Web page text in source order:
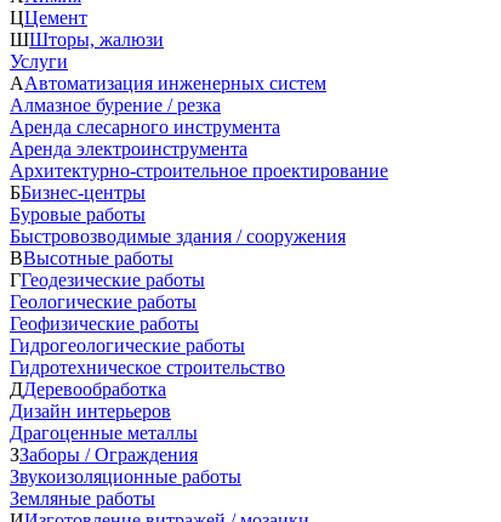
ЦЦемент
ШШторы, жалюзи
Услуги
ААвтоматизация инженерных систем
Алмазное бурение / резка
Аренда слесарного инструмента
Аренда электроинструмента
Архитектурно-строительное проектирование
ББизнес-центры
Буровые работы
Быстровозводимые здания / сооружения
ВВысотные работы
ГГеодезические работы
Геологические работы
Геофизические работы
Гидрогеологические работы
Гидротехническое строительство
ДДеревообработка
Дизайн интерьеров
Драгоценные металлы
ЗЗаборы / Ограждения
Звукоизоляционные работы
Земляные работы